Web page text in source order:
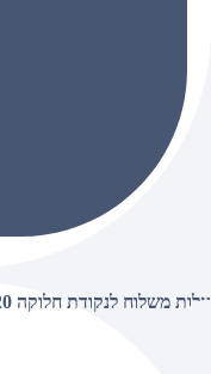
עלות משלוח לנקודת חלוקה 20 שקלים, בהזמנות מעל 500 שקלים ללא חיוב (חינם),